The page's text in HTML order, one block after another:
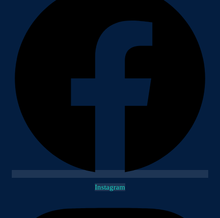
Instagram